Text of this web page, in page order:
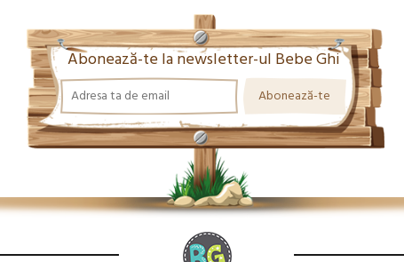
Abonează-te la newsletter-ul Bebe Ghi